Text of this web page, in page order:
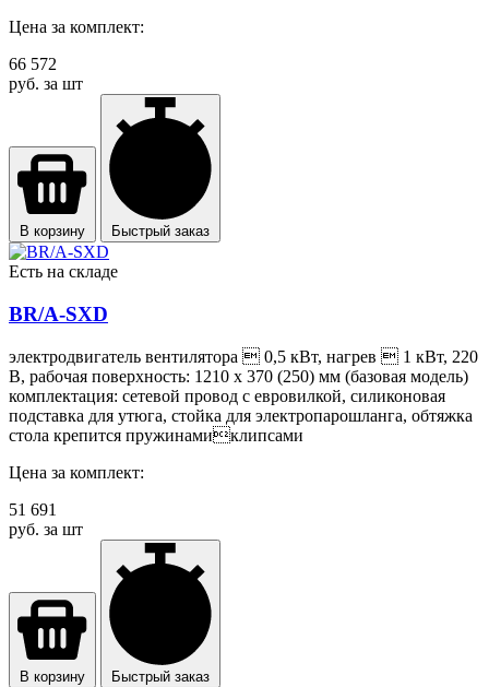
Цена за комплект:
66 572
руб. за шт
В корзину Быстрый заказ
Есть на складе
BR/A-SXD
электродвигатель вентилятора  0,5 кВт, нагрев  1 кВт, 220
В, рабочая поверхность: 1210 х 370 (250) мм (базовая модель)
комплектация: сетевой провод с евровилкой, силиконовая
подставка для утюга, стойка для электропарошланга, обтяжка
стола крепится пружинамиклипсами
Цена за комплект:
51 691
руб. за шт
В корзину Быстрый заказ